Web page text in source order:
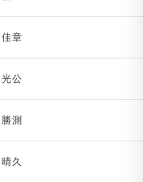
章
公
測
久